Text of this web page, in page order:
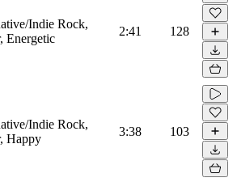
Indie Rock,
Energetic
2:41 128
Indie Rock,
Happy
3:38 103